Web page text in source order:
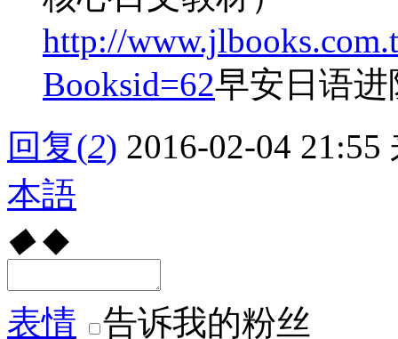
http://
Booksid=62早安日语进
回复(2) 2016-02-04 21:55
本語
◆ ◆
表情 告诉我的粉丝